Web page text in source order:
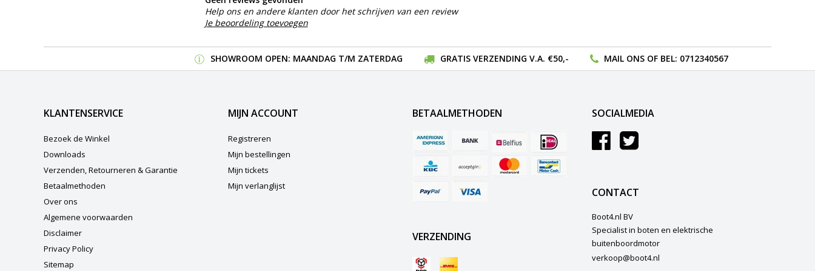
Help ons en andere klanten door het schrijven van een review
Je beoordeling toevoegen
SHOWROOM OPEN: MAANDAG T/M ZATERDAG GRATIS VERZENDING V.A. €50,- MAIL ONSOF BEL: 0712340567
KLANTENSERVICE
Bezoek de Winkel
Downloads
Verzenden, Retourneren & Garantie
Betaalmethoden
Over ons
Algemene voorwaarden
Disclaimer
Privacy Policy
Sitemap
MIJN ACCOUNT
Registreren
Mijn bestellingen
Mijn tickets
Mijn verlanglijst
BETAALMETHODEN
VERZENDING
SOCIALMEDIA
CONTACT
Boot4.nl BV
Specialist in boten en elektrische
buitenboordmotor
verkoop@boot4.nl